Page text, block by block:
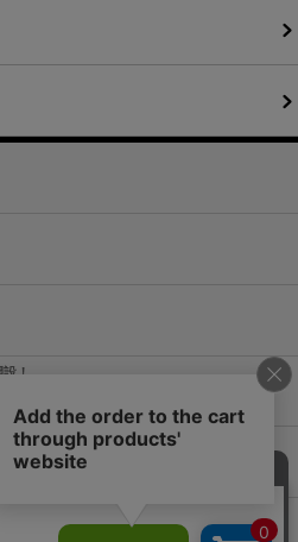
！
報などを配信！
をLINEでも確認可能！